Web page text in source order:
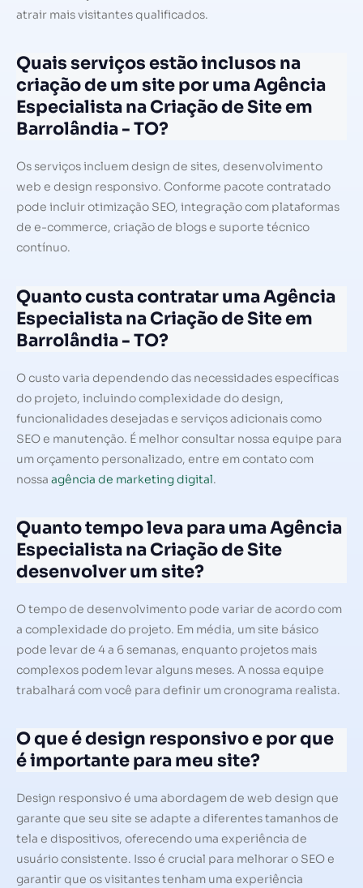
atrair mais visitantes qualificados.
Quais serviços estão inclusos na
criação de um site por uma Agência
Especialista na Criação de Site em
Barrolândia - TO?
Os serviços incluem design de sites, desenvolvimento
web e design responsivo. Conforme pacote contratado
pode incluir otimização SEO, integração com plataformas
de e-commerce, criação de blogs e suporte técnico
contínuo.
Quanto custa contratar uma Agência
Especialista na Criação de Site em
Barrolândia - TO?
O custo varia dependendo das necessidades específicas
do projeto, incluindo complexidade do design,
funcionalidades desejadas e serviços adicionais como
SEO e manutenção. É melhor consultar nossa equipe para
um orçamento personalizado, entre em contato com
nossa agência de marketing digital.
Quanto tempo leva para uma Agência
Especialista na Criação de Site
desenvolver um site?
O tempo de desenvolvimento pode variar de acordo com
a complexidade do projeto. Em média, um site básico
pode levar de 4 a 6 semanas, enquanto projetos mais
complexos podem levar alguns meses. A nossa equipe
trabalhará com você para definir um cronograma realista.
O que é design responsivo e por que
é importante para meu site?
Design responsivo é uma abordagem de web design que
garante que seu site se adapte a diferentes tamanhos de
tela e dispositivos, oferecendo uma experiência de
usuário consistente. Isso é crucial para melhorar o SEO e
garantir que os visitantes tenham uma experiência